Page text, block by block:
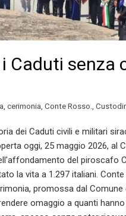
Caduti senza
cerimonia Conte Rosso.
dei Caduti civili e militari
oggi, 25 maggio 2026, al
del piroscafo
la vita a 1.297 italiani.
promossa dal
omaggio a quanti